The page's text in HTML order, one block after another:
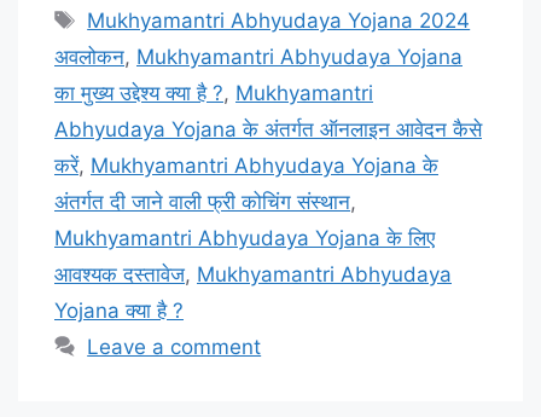
Tags
Mukhyamantri Abhyudaya Yojana 2024
अवलोकन, Mukhyamantri Abhyudaya Yojana
का मुख्य उद्देश्य क्या है ?, Mukhyamantri
Abhyudaya Yojana के अंतर्गत ऑनलाइन आवेदन कैसे
करें, Mukhyamantri Abhyudaya Yojana के
अंतर्गत दी जाने वाली फ्री कोचिंग संस्थान,
Mukhyamantri Abhyudaya Yojana के लिए
आवश्यक दस्तावेज, Mukhyamantri Abhyudaya
Yojana क्या है ?
Leave a comment